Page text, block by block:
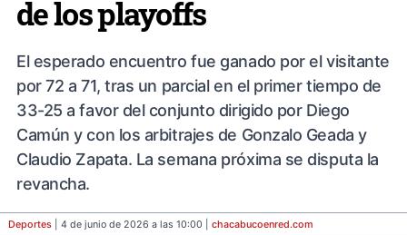
de los playoffs
El esperado encuentro fue ganado por el visitante
por 72 a 71, tras un parcial en el primer tiempo de
33-25 a favor del conjunto dirigido por Diego
Camún y con los arbitrajes de Gonzalo Geada y
Claudio Zapata. La semana próxima se disputa la
revancha.
Deportes | 4 de junio de 2026 a las 10:00 | chacabucoenred.com